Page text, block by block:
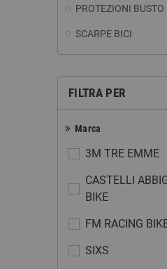
PROTEZIONI BUSTO
SCARPE BICI
FILTRA PER
Marca
3M TRE EMME
CASTELLI
BIKE
FM RACING
SIXS